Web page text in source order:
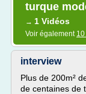
turque
→ 1 Vidéos
Voir également
interview
Plus de 200m²
de centaines de